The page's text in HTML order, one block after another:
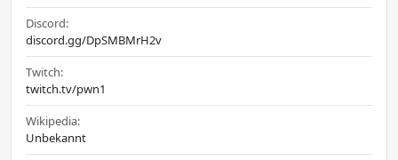
Discord:
discord.gg/DpSMBMrH2v
Twitch:
twitch.tv/pwn1
Wikipedia:
Unbekannt